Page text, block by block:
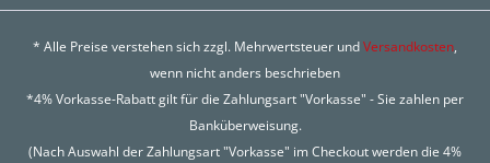
* Alle Preise verstehen sich zzgl. Mehrwertsteuer undVersandkosten,
wenn nicht anders beschrieben
*4% Vorkasse-Rabatt gilt für die Zahlungsart "Vorkasse" - Sie zahlen per
Banküberweisung.
(Nach Auswahl der Zahlungsart "Vorkasse" im Checkout werden die 4%